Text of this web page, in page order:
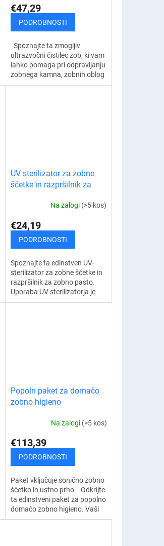
A
Č
N
€47,29
PODROBNOSTI
Spoznajte ta zmogljiv
ultrazvočni čistilec zob, ki vam
lahko pomaga pri odpravljanju
zobnega kamna, zobnih oblog
in madežev ter preprečuje
UV sterilizator za zobne
ščetke in razpršilnik za
Na zalogi (>5 kos)
€24,19
PODROBNOSTI
Spoznajte ta edinstven UV-
sterilizator za zobne ščetke in
razpršilnik za zobno pasto.
Uporaba UV sterilizatorja je
učinkovit način za učinkovito
Popoln paket za domačo
zobno higieno
Na zalogi (>5 kos)
€113,39
PODROBNOSTI
Paket vključuje sonično zobno
ščetko in ustno prho. Odkrijte
ta edinstveni paket za popolno
domačo zobno higieno. Vaši
zobje bodo popolnoma čisti.